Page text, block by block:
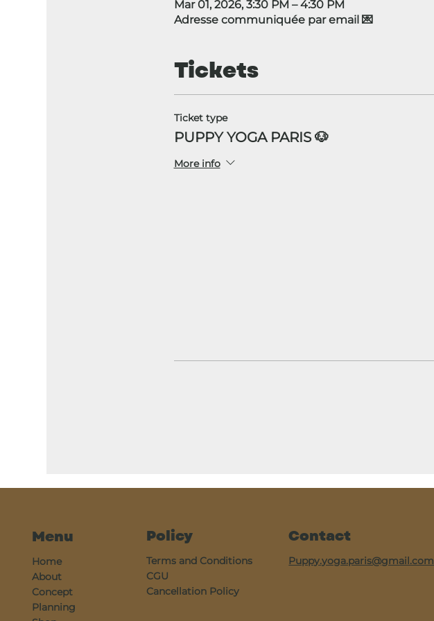
Mar 01, 2026, 3:30 PM – 4:30 PM
Adresse communiquée par email 💌
Tickets
Ticket type
PUPPY YOGA PARIS 🐶
More info
Menu
Home
About
Concept
Planning
Policy
Terms and Conditions
CGU
Cancellation Policy
Contact
Puppy.yoga.paris@gmail.com